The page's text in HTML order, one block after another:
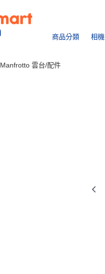
商品分類 相
Manfrotto 雲台/配件